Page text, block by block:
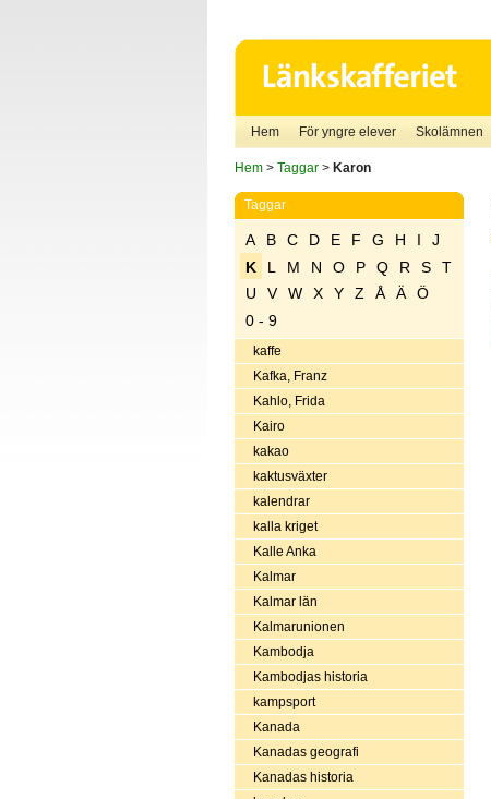
Hem För yngre elever Skolämnen
Hem> Taggar> Karon
Taggar
A B C D E F G H I
J
K
L M N O P Q R S
T
U
V W X Y Z Å Ä
Ö
0 - 9
kaffe
Kafka, Franz
Kahlo, Frida
Kairo
kakao
kaktusväxter
kalendrar
kalla kriget
Kalle Anka
Kalmar
Kalmar län
Kalmarunionen
Kambodja
Kambodjas historia
kampsport
Kanada
Kanadas geografi
Kanadas historia